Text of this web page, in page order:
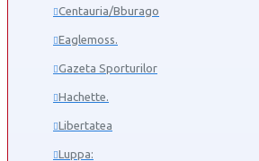
Centauria/Bburago
Eaglemoss.
Gazeta Sporturilor
Hachette.
Libertatea
Luppa: